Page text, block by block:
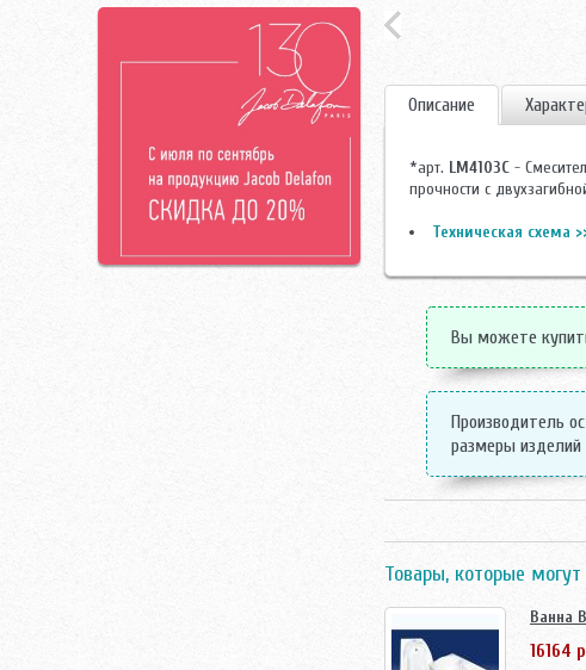
Описание
*арт. LM4103C -
прочности с
Техническая схема
Вы можете
Производитель
размеры
Товары, которые могут
Ванна
16164